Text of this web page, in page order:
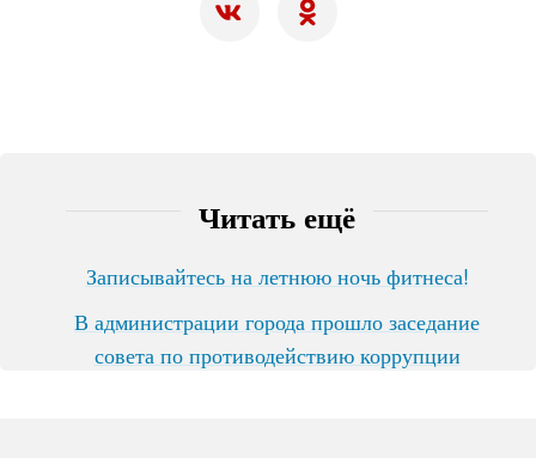
Читать ещё
Записывайтесь на летнюю ночь фитнеса!
В администрации города прошло заседание
совета по противодействию коррупции